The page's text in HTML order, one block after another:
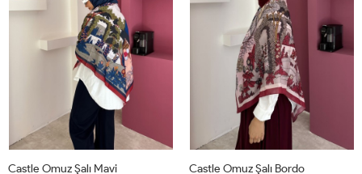
Castle Omuz Şalı Mavi Castle Omuz Şalı Bordo